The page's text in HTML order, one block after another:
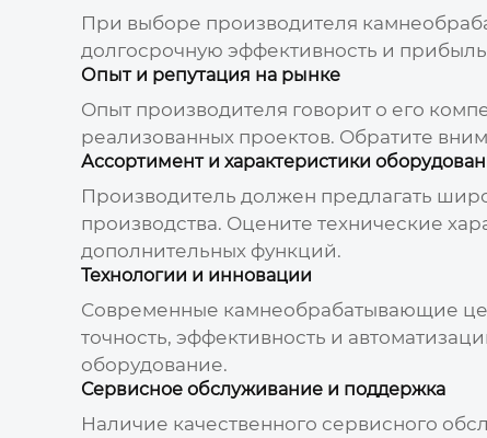
При выборе производителя
долгосрочную эффективность и
Опыт и репутация на рынке
Опыт производителя говорит о его
реализованных проектов. Обратите
Ассортимент и характеристики
Производитель должен предлагать
производства. Оцените технические
дополнительных функций.
Технологии и инновации
Современные камнеобрабатывающие
точность, эффективность и
оборудование.
Сервисное обслуживание и поддержка
Наличие качественного сервисного